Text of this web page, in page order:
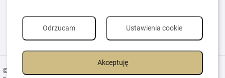
© 2026 All Rights Reserved.
Akceptuję
Ustawienia cookie
Odrzucam